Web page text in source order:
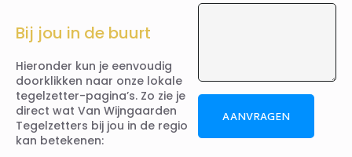
Bij jou in de buurt
Hieronder kun je eenvoudig
doorklikken naar onze lokale
tegelzetter-pagina’s. Zo zie je
direct wat Van Wijngaarden
Tegelzetters bij jou in de regio
kan betekenen:
AANVRAGEN